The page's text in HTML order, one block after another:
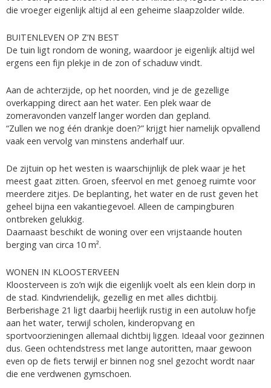
die vroeger eigenlijk altijd al een geheime slaapzolder wilde.
BUITENLEVEN OP Z’N BEST
De tuin ligt rondom de woning, waardoor je eigenlijk altijd wel
ergens een fijn plekje in de zon of schaduw vindt.
Aan de achterzijde, op het noorden, vind je de gezellige
overkapping direct aan het water. Een plek waar de
zomeravonden vanzelf langer worden dan gepland.
“Zullen we nog één drankje doen?” krijgt hier namelijk opvallend
vaak een vervolg van minstens anderhalf uur.
De zijtuin op het westen is waarschijnlijk de plek waar je het
meest gaat zitten. Groen, sfeervol en met genoeg ruimte voor
meerdere zitjes. De beplanting, het water en de rust geven het
geheel bijna een vakantiegevoel. Alleen de campingburen
ontbreken gelukkig.
Daarnaast beschikt de woning over een vrijstaande houten
berging van circa 10 m².
WONEN IN KLOOSTERVEEN
Kloosterveen is zo’n wijk die eigenlijk voelt als een klein dorp in
de stad. Kindvriendelijk, gezellig en met alles dichtbij.
Berberishage 21 ligt daarbij heerlijk rustig in een autoluw hofje
aan het water, terwijl scholen, kinderopvang en
sportvoorzieningen allemaal dichtbij liggen. Ideaal voor gezinnen
dus. Geen ochtendstress met lange autoritten, maar gewoon
even op de fiets terwijl er binnen nog snel gezocht wordt naar
die ene verdwenen gymschoen.